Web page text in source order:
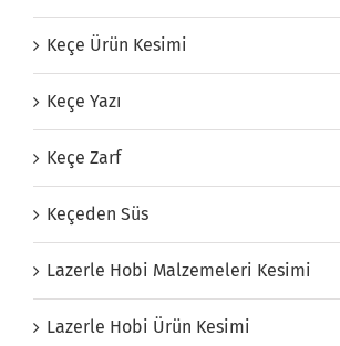
Keçe Ürün Kesimi
Keçe Yazı
Keçe Zarf
Keçeden Süs
Lazerle Hobi Malzemeleri Kesimi
Lazerle Hobi Ürün Kesimi